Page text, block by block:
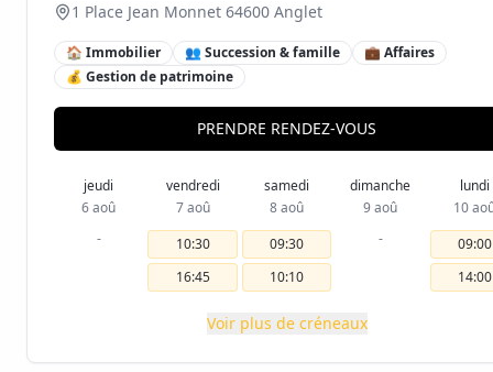
1 Place Jean Monnet 64600 Anglet
🏠 Immobilier 👥 Succession & famille
💼 Affaires
💰 Gestion de patrimoine
PRENDRE RENDEZ-VOUS
jeudi
6 aoû
-
vendredi
7 aoû
10:30
16:45
samedi
8 aoû
09:30
10:10
dimanche
9 aoû
-
lundi
10
09:00
14:00
Voir plus de créneaux